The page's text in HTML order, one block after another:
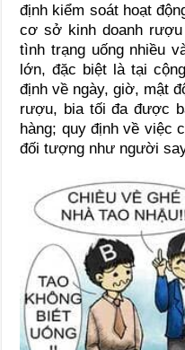
định kiểm soát hoạt
cơ sở kinh doanh
tình trạng uống nhiều
lớn, đặc biệt là tại
định về ngày, giờ, mật
rượu, bia tối đa được
hàng; quy định về việc
đối tượng như người